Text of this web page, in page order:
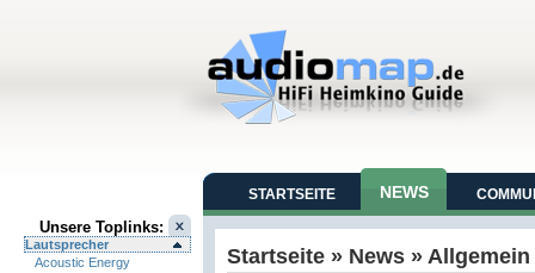
Unsere Toplinks:
Lautsprecher
Acoustic Energy
STARTSEITE NEWS
Startseite » News » Allgemein